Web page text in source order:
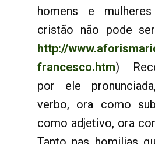
homens e
cristão não pode
http://
francesco.htm)
por ele
verbo, ora como
como adjetivo, ora